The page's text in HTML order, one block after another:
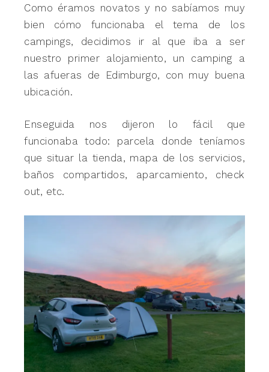
Como éramos novatos y no sabíamos muy
bien cómo funcionaba el tema de los
campings, decidimos ir al que iba a ser
nuestro primer alojamiento, un camping a
las afueras de Edimburgo, con muy buena
ubicación.
Enseguida nos dijeron lo fácil que
funcionaba todo: parcela donde teníamos
que situar la tienda, mapa de los servicios,
baños compartidos, aparcamiento, check
out, etc.